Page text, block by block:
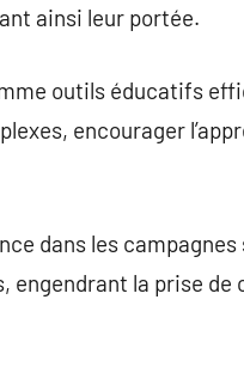
ainsi leur portée.
outils éducatifs
encourager
dans les
la prise de